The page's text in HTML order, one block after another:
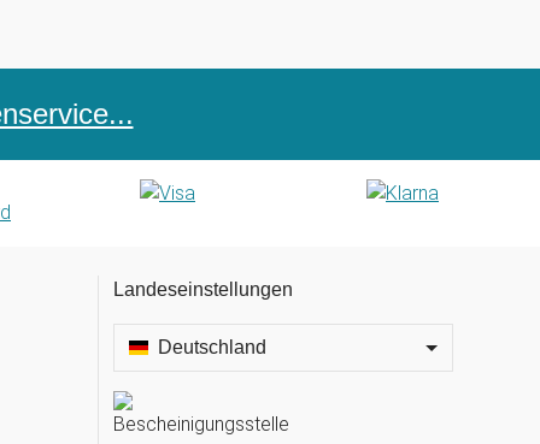
Landeseinstellungen
Deutschland